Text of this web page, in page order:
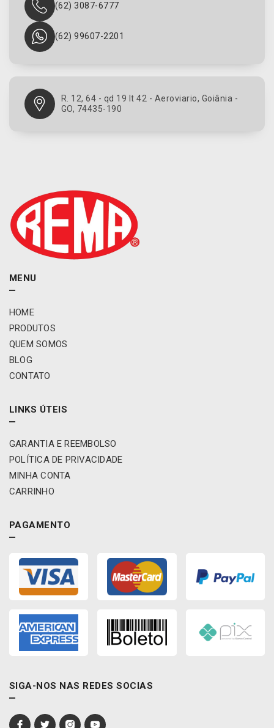
(62) 3087-6777
(62) 99607-2201
R. 12, 64 - qd 19 lt 42 - Aeroviario, Goiânia -
GO, 74435-190
MENU
HOME
PRODUTOS
QUEM SOMOS
BLOG
CONTATO
LINKS ÚTEIS
GARANTIA E REEMBOLSO
POLÍTICA DE PRIVACIDADE
MINHA CONTA
CARRINHO
PAGAMENTO
SIGA-NOS NAS REDES SOCIAS